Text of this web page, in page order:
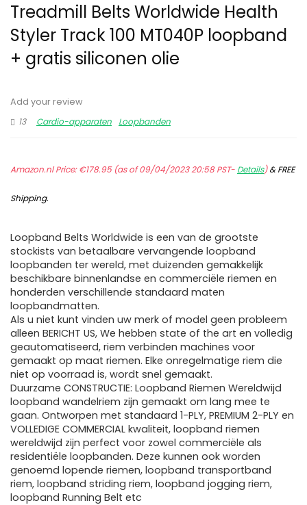
Treadmill Belts Worldwide Health
Styler Track 100 MT040P loopband
+ gratis siliconen olie
Add your review
13
Cardio-apparaten Loopbanden
Amazon.nl Price:€178.95(as of 09/04/2023 20:58 PST- Details)&FREE
Shipping.
Loopband Belts Worldwide is een van de grootste
stockists van betaalbare vervangende loopband
loopbanden ter wereld, met duizenden gemakkelijk
beschikbare binnenlandse en commerciële riemen en
honderden verschillende standaard maten
loopbandmatten.
Als u niet kunt vinden uw merk of model geen probleem
alleen BERICHT US, We hebben state of the art en volledig
geautomatiseerd, riem verbinden machines voor
gemaakt op maat riemen. Elke onregelmatige riem die
niet op voorraad is, wordt snel gemaakt.
Duurzame CONSTRUCTIE: Loopband Riemen Wereldwijd
loopband wandelriem zijn gemaakt om lang mee te
gaan. Ontworpen met standaard 1-PLY, PREMIUM 2-PLY en
VOLLEDIGE COMMERCIAL kwaliteit, loopband riemen
wereldwijd zijn perfect voor zowel commerciële als
residentiële loopbanden. Deze kunnen ook worden
genoemd lopende riemen, loopband transportband
riem, loopband striding riem, loopband jogging riem,
loopband Running Belt etc